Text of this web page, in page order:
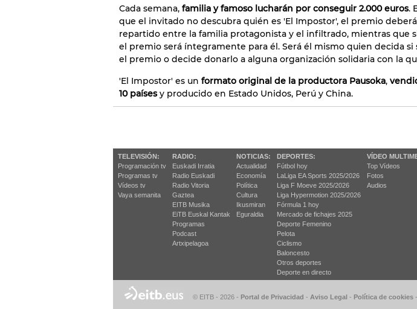
Cada semana, familia y famoso lucharán por conseguir 2.000 euros.
que el invitado no descubra quién es 'El Impostor', el premio
repartido entre la familia protagonista y el infiltrado, mientras que
el premio será íntegramente para él. Será él mismo quien decida si
el premio o decide donarlo a alguna organización solidaria con la
'El Impostor' es un formato original de la productora Pausoka,
10 paísesy producido en Estado Unidos, Perú y China.
TELEVISIÓN:
Programación tv
Programas tv
Vídeos tv
Vaya semanita
RADIO:
Euskadi Irratia
Radio Euskadi
Radio Vitoria
Gaztea
EITB Musika
EiTB Euskal Kantak
Programas
Podcast
Artxipelagoa
NOTICIAS:
Actualidad
Economía
Política
Cultura
Ikusmiran
Eguraldia
DEPORTES:
Fútbol hoy
LaLiga EA Sports 2025/2026
Liga F Moeve 2025/2026
Liga Hypermotion 2025/2026
Fórmula 1 hoy
Mercado de fichajes 2025
Deporte Femenino
Pelota
Ciclismo
Baloncesto
Otros deportes
Deporte en directo
VÍDEO
Top Vídeos
Fotos
Audios
© EITB - 2026 - Portal de Privacidad - Aviso Legal - Política de cookies -